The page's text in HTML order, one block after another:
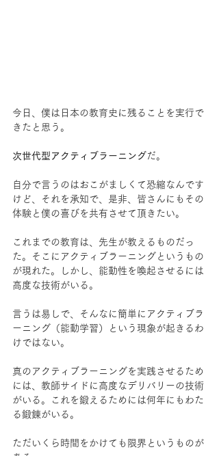
今日、僕は日本の教育史に残ることを実行で
きたと思う。
次世代型アクティブラーニングだ。
自分で言うのはおこがましくて恐縮なんです
けど、それを承知で、是非、皆さんにもその
体験と僕の喜びを共有させて頂きたい。
これまでの教育は、先生が教えるものだっ
た。そこにアクティブラーニングというもの
が現れた。しかし、能動性を喚起させるには
高度な技術がいる。
言うは易しで、そんなに簡単にアクティブラ
ーニング（能動学習）という現象が起きるわ
けではない。
真のアクティブラーニングを実践させるため
には、教師サイドに高度なデリバリーの技術
がいる。これを鍛えるためには何年にもわた
る鍛錬がいる。
ただいくら時間をかけても限界というものが